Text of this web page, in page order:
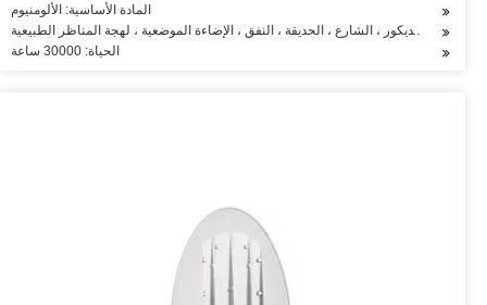
المادة الأساسية: الألومنيوم
الغرفة ، الديكور ، الشارع ، الحديقة ، النفق ، الإضاءة الموضعية ، لهجة المناظر الطبيعية
الحياة: 30000 ساعة